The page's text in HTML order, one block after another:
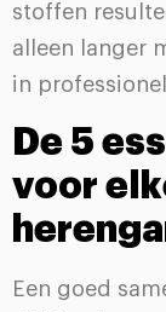
stoffen
alleen langer
in
De 5
voor
Een goed